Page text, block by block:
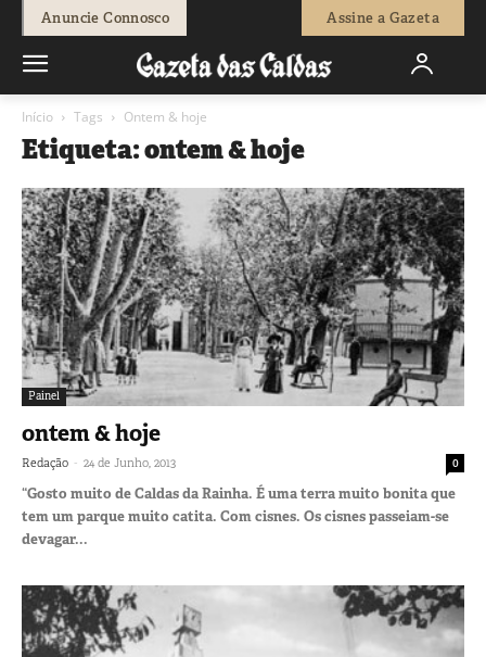
Anuncie Connosco Assine a Gazeta
Início Tags Ontem & hoje
Etiqueta: ontem & hoje
Painel
ontem & hoje
Redação - 24 de Junho, 2013 0
“Gosto muito de Caldas da Rainha. É uma terra muito bonita que
tem um parque muito catita. Com cisnes. Os cisnes passeiam-se
devagar...